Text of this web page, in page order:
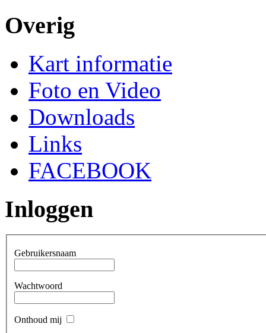
Overig
Kart informatie
Foto en Video
Downloads
Links
FACEBOOK
Inloggen
Gebruikersnaam
Wachtwoord
Onthoud mij